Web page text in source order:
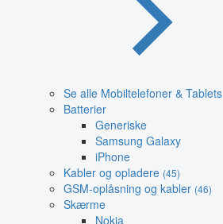
Se alle Mobiltelefoner & Tablets
Batterier
Generiske
Samsung Galaxy
iPhone
Kabler og opladere (45)
GSM-oplåsning og kabler (46)
Skærme
Nokia